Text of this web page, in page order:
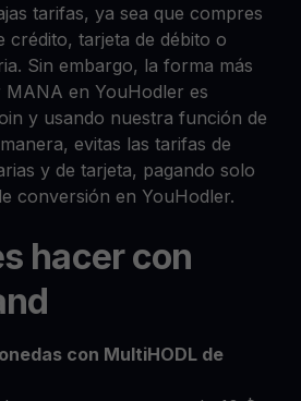
tarifas, ya sea que compres
crédito, tarjeta de débito o
Sin embargo, la forma más
en YouHodler es
y usando nuestra función de
evitas las tarifas de
y de tarjeta, pagando solo
conversión en YouHodler.
hacer con
con MultiHODL de